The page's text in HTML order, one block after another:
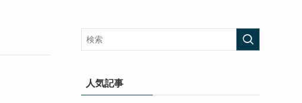
人気記事